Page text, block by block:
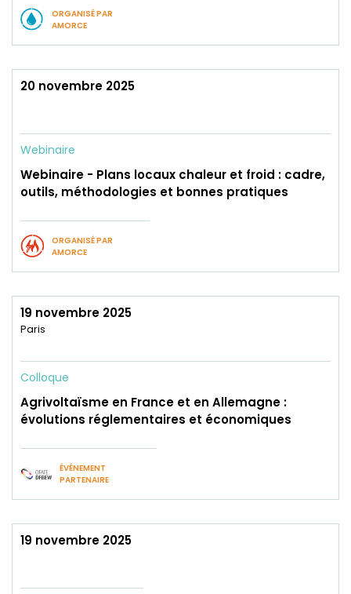
ORGANISÉ PAR
AMORCE
20 novembre 2025
Webinaire
Webinaire - Plans locaux chaleur et froid : cadre,
outils, méthodologies et bonnes pratiques
ORGANISÉ PAR
AMORCE
19 novembre 2025
Paris
Colloque
Agrivoltaïsme en France et en Allemagne :
évolutions réglementaires et économiques
ÉVÉNEMENT
PARTENAIRE
19 novembre 2025